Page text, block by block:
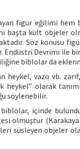
figür eğilimi
başta kült objeler
Söz konusu
Endüstri Devrimi ile
biblolar da
heykel, vazo vb.
heykel” olarak
söylenebilir.
içinde
olmuştur
süsleyen objeler